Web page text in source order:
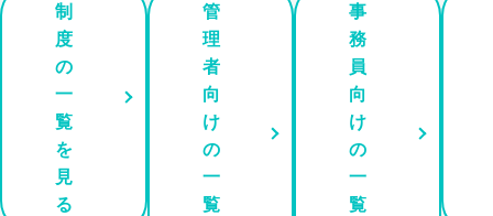
制
度
の
一
覧
を
見
る
管
理
者
向
け
の
一
覧
事
務
員
向
け
の
一
覧